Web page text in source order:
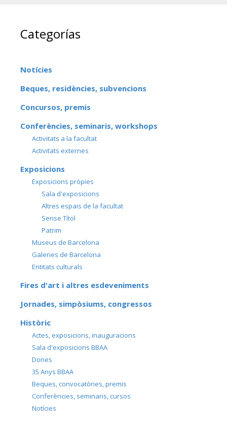
Categorías
Notícies
Beques, residències, subvencions
Concursos, premis
Conferències, seminaris, workshops
Activitats a la facultat
Activitats externes
Exposicions
Exposicions pròpies
Sala d'exposicions
Altres espais de la facultat
Sense Títol
Patrim
Museus de Barcelona
Galeries de Barcelona
Entitats culturals
Fires d'art i altres esdeveniments
Jornades, simpòsiums, congressos
Històric
Actes, exposicions, inauguracions
Sala d'exposicions BBAA
Dones
35 Anys BBAA
Beques, convocatòries, premis
Conferències, seminaris, cursos
Notícies